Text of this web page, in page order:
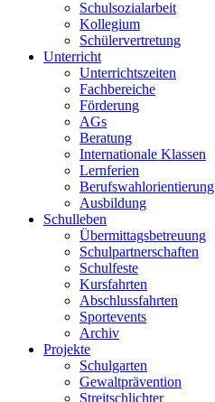
Schulsozialarbeit
Kollegium
Schülervertretung
Unterricht
Unterrichtszeiten
Fachbereiche
Förderung
AGs
Beratung
Internationale Klassen
Lernferien
Berufswahlorientierung
Ausbildung
Schulleben
Übermittagsbetreuung
Schulpartnerschaften
Schulfeste
Kursfahrten
Abschlussfahrten
Sportevents
Archiv
Projekte
Schulgarten
Gewaltprävention
Streitschlichter